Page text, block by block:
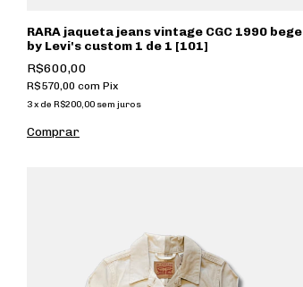
RARA jaqueta jeans vintage CGC 1990 bege
by Levi's custom 1 de 1 [101]
R$600,00
R$570,00 com Pix
3x de R$200,00 sem juros